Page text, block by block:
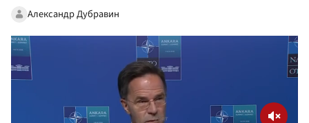
Александр Дубравин